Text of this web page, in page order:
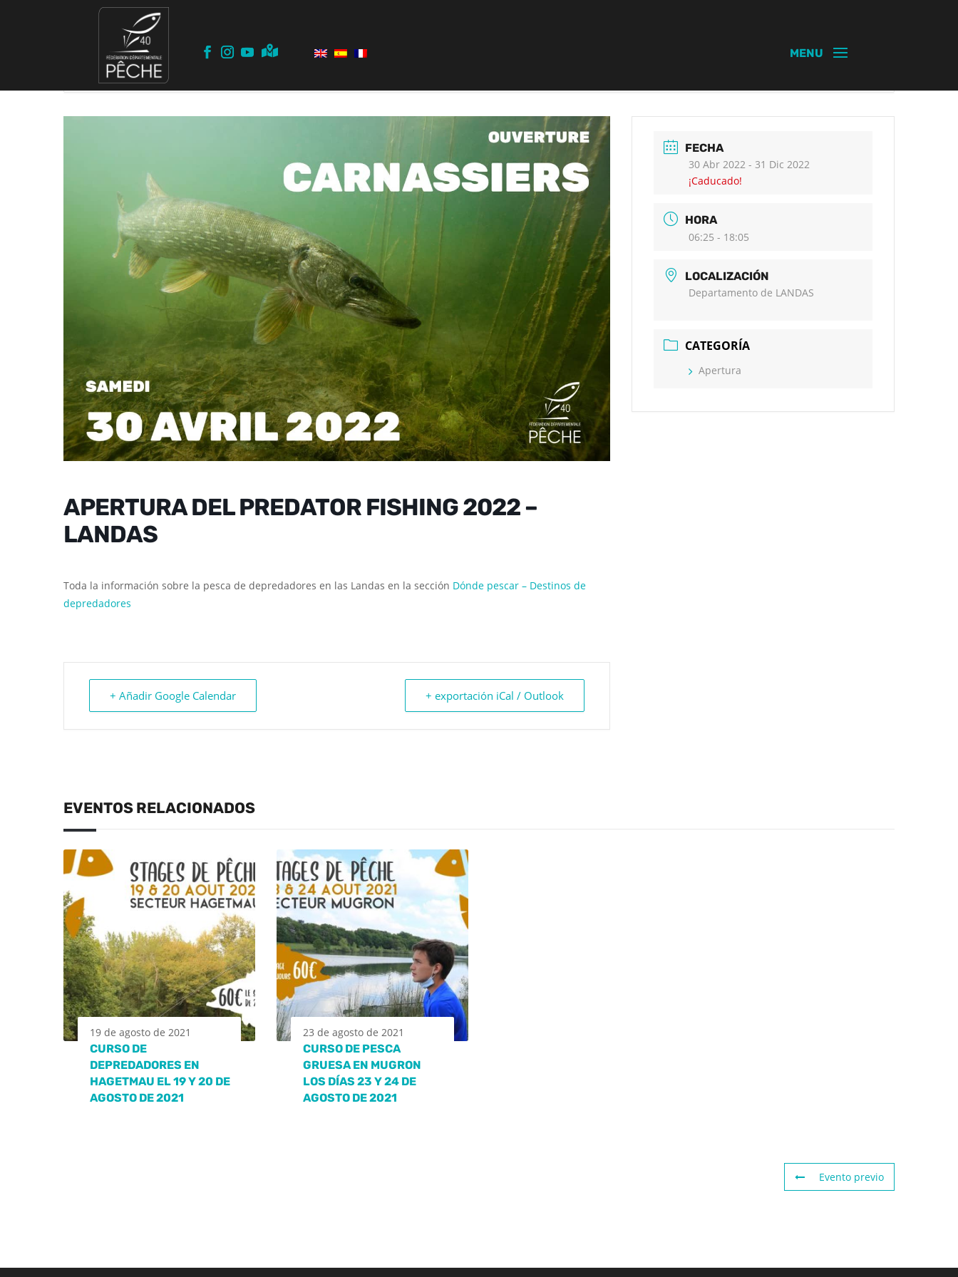
Events Apertura
APERTURA DEL PREDATOR FISHING 2022 –
LANDAS
Toda la información sobre la pesca de depredadores en las Landas en la sección Dónde pescar – Destinos de
depredadores
+ Añadir Google Calendar + exportación iCal / Outlook
FECHA
30 Abr 2022 - 31 Dic 2022
¡Caducado!
HORA
06:25 - 18:05
LOCALIZACIÓN
Departamento de LANDAS
CATEGORÍA
Apertura
EVENTOS RELACIONADOS
19 de agosto de 2021
CURSO DE
DEPREDADORES EN
HAGETMAU EL 19 Y 20 DE
AGOSTO DE 2021
23 de agosto de 2021
CURSO DE PESCA
GRUESA EN MUGRON
LOS DÍAS 23 Y 24 DE
AGOSTO DE 2021
Evento previo